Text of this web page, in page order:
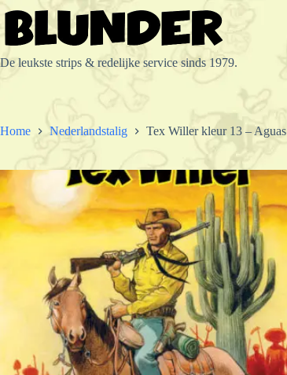
Ga
naar
inhoud
De leukste strips & redelijke service sinds 1979.
Home Nederlandstalig Tex Willer kleur 13 –